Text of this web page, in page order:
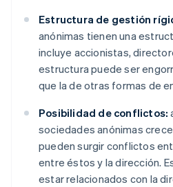
Estructura de gestión
anónimas tienen una
incluye accionistas,
estructura puede ser
que la de otras formas de
Posibilidad de conflictos:
sociedades anónimas
pueden surgir conflictos
entre éstos y la dirección.
estar relacionados con la